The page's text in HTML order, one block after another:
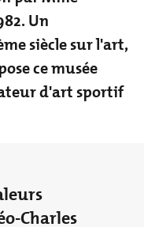
Un
siècle sur l'art,
ce musée
d'art sportif
Charles